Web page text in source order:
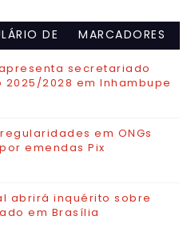
DE
MARCADORES
secretariado
2028 em Inhambupe
em ONGs
emendas Pix
abrirá inquérito sobre
em Brasília